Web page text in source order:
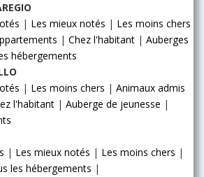
| Les mieux notés | Les moins chers
| Chez l'habitant | Auberges
hébergements
| Les moins chers | Animaux admis
l'habitant | Auberge de jeunesse |
| Les mieux notés | Les moins chers |
les hébergements |